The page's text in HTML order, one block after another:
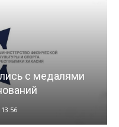
с медалями